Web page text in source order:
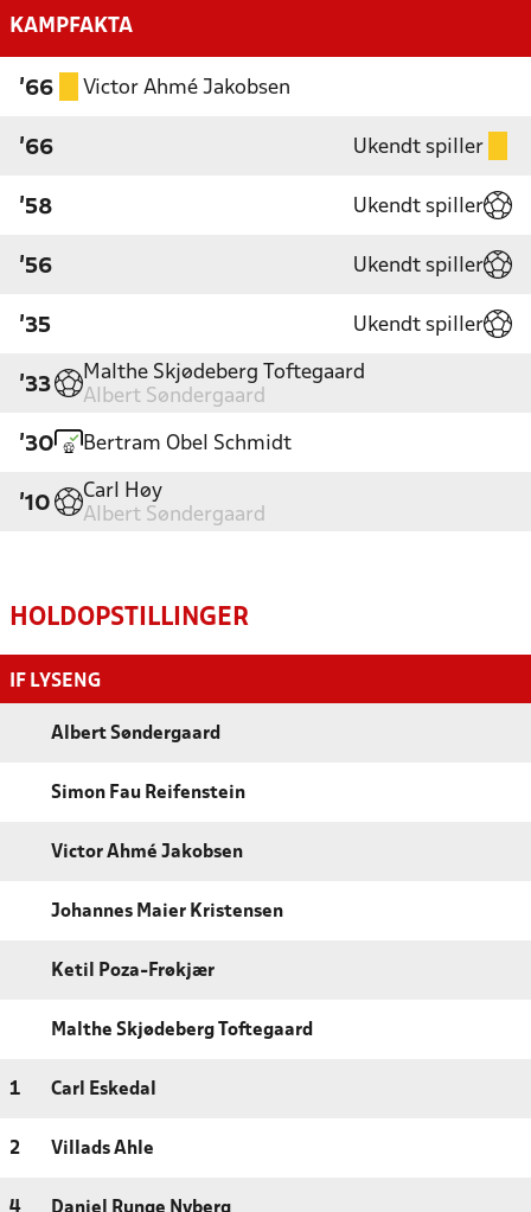
KAMPFAKTA
'66 Victor Ahmé Jakobsen
'66 Ukendt spiller
'58 Ukendt spiller
'56 Ukendt spiller
'35 Ukendt spiller
'33
Malthe Skjødeberg Toftegaard
Albert Søndergaard
'30 Bertram Obel Schmidt
'10
Carl Høy
Albert Søndergaard
HOLDOPSTILLINGER
IF LYSENG
Albert Søndergaard
Simon Fau Reifenstein
Victor Ahmé Jakobsen
Johannes Maier Kristensen
Ketil Poza-Frøkjær
Malthe Skjødeberg Toftegaard
1 Carl Eskedal
2 Villads Ahle
4 Daniel Runge Nyberg